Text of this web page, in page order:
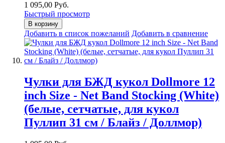
1 095,00 Руб.
Быстрый просмотр
В корзину
Добавить в список пожеланий Добавить в сравнение
Чулки для БЖД кукол Dollmore 12
inch Size - Net Band Stocking (White)
(белые, сетчатые, для кукол
Пуллип 31 см / Блайз / Доллмор)